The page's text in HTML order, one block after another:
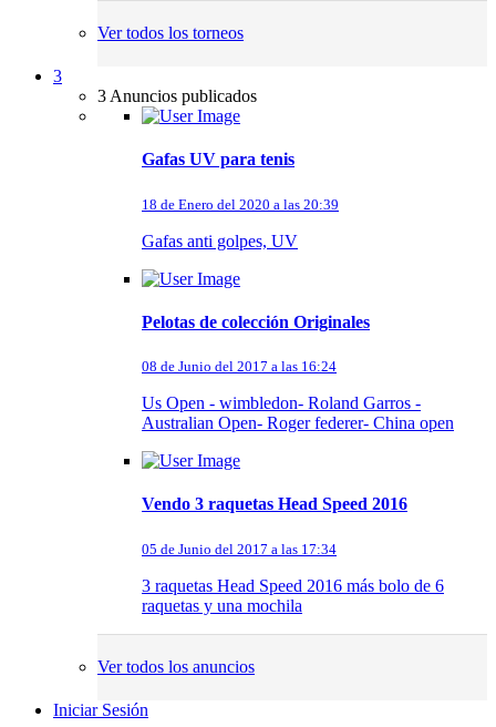
Ver todos los torneos
3
3 Anuncios publicados
Gafas UV para tenis
18 de Enero del 2020 a las 20:39
Gafas anti golpes, UV
Pelotas de colección Originales
08 de Junio del 2017 a las 16:24
Us Open - wimbledon- Roland Garros -
Australian Open- Roger federer- China open
Vendo 3 raquetas Head Speed 2016
05 de Junio del 2017 a las 17:34
3 raquetas Head Speed 2016 más bolo de 6
raquetas y una mochila
Ver todos los anuncios
Iniciar Sesión